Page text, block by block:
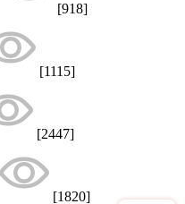
[918]
[1115]
[2447]
[1820]